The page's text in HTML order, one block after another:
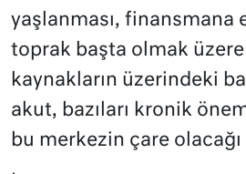
yaşlanması, finansmana
toprak başta olmak
kaynakların üzerindeki
akut, bazıları kronik
bu merkezin çare